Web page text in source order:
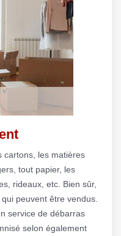
cartons, les matières
tout papier, les
rideaux, etc. Bien sûr,
peuvent être vendus.
service de débarras
selon également